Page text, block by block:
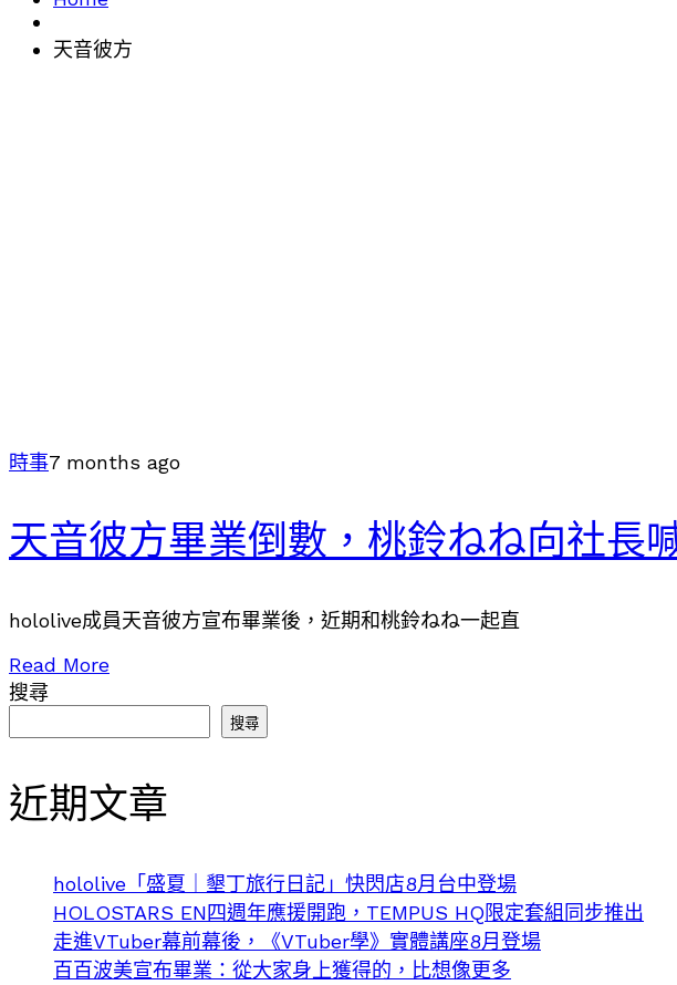
天音彼方
時事7 months ago
天音彼方畢業倒數，桃鈴ねね向社長
hololive成員天音彼方宣布畢業後，近期和桃鈴ねね一起直
Read More
搜尋
搜尋
近期文章
hololive「盛夏｜墾丁旅行日記」快閃店8月台中登場
HOLOSTARS EN四週年應援開跑，TEMPUS HQ限定套組同步推出
走進VTuber幕前幕後，《VTuber學》實體講座8月登場
百百波美宣布畢業：從大家身上獲得的，比想像更多